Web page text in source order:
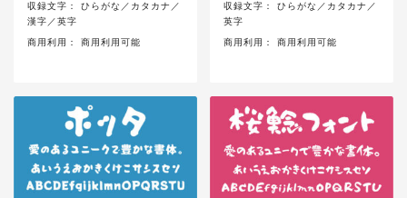
収録文字：
ひらがな／カタカナ／
漢字／英字
商用利用： 商用利用可能
収録文字：
ひらがな／カタカナ／
英字
商用利用： 商用利用可能